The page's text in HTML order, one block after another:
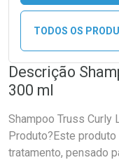
TODOS OS
Descrição
300 ml
Shampoo Truss Curly
Produto?Este
tratamento, pensado